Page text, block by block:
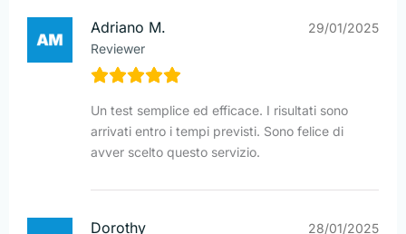
Adriano M.
Reviewer
29/01/2025
Un test semplice ed efficace. I risultati sono
arrivati entro i tempi previsti. Sono felice di
avver scelto questo servizio.
Dorothy 28/01/2025